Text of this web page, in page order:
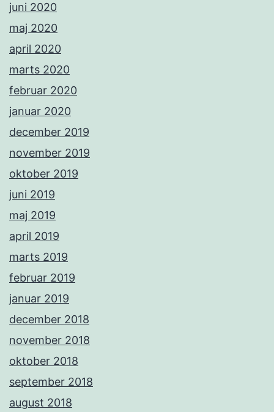
juni 2020
maj 2020
april 2020
marts 2020
februar 2020
januar 2020
december 2019
november 2019
oktober 2019
juni 2019
maj 2019
april 2019
marts 2019
februar 2019
januar 2019
december 2018
november 2018
oktober 2018
september 2018
august 2018